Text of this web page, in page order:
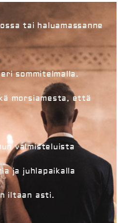
tai haluamassanne
sommitelmalla.
morsiamesta, että
valmisteluista
ja juhlapaikalla
iltaan asti.